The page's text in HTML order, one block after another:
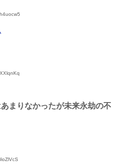
まりなかったが未来永劫の不